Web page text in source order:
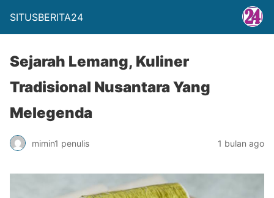
SITUSBERITA24
Sejarah Lemang, Kuliner
Tradisional Nusantara Yang
Melegenda
mimin1 penulis 1 bulan ago